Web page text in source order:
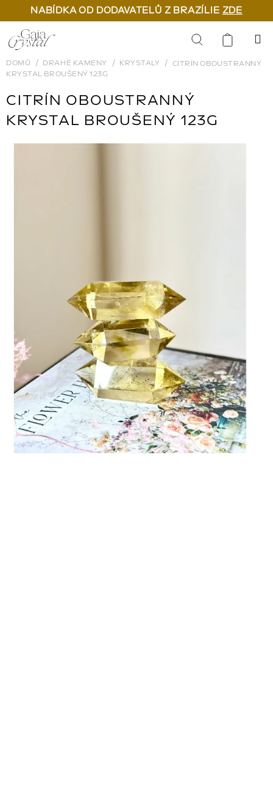
NABÍDKA OD DODAVATELŮ Z BRAZÍLIE ZDE
Přejít
na
obsah
Hledat
DOMŮ DRAHÉ KAMENY KRYSTALY
CITRÍN OBOUSTRANNÝ
KRYSTAL BROUŠENÝ 123G
CITRÍN OBOUSTRANNÝ
KRYSTAL BROUŠENÝ 123G